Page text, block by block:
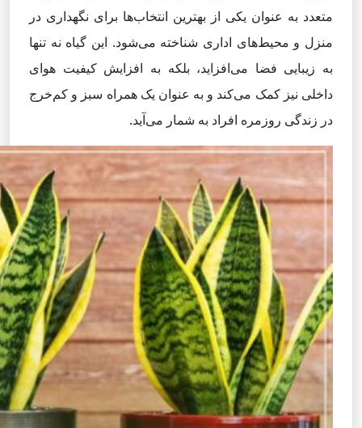
متعدد به عنوان یکی از بهترین انتخاب‌ها برای نگهداری در
منزل و محیط‌های اداری شناخته می‌شود. این گیاه نه تنها
به زیبایی فضا می‌افزاید، بلکه به افزایش کیفیت هوای
داخلی نیز کمک می‌کند و به عنوان یک همراه سبز و کم‌خرج
در زندگی روزمره افراد به شمار می‌آید.